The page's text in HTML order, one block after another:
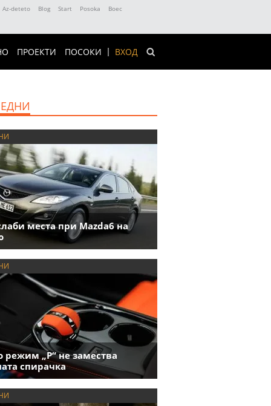
Az-deteto Blog Start Posoka
Boec
ВХОД
ПРОЕКТИ ПОСОКИ
места при Mazda6 на
режим „P“ не замества
спирачка